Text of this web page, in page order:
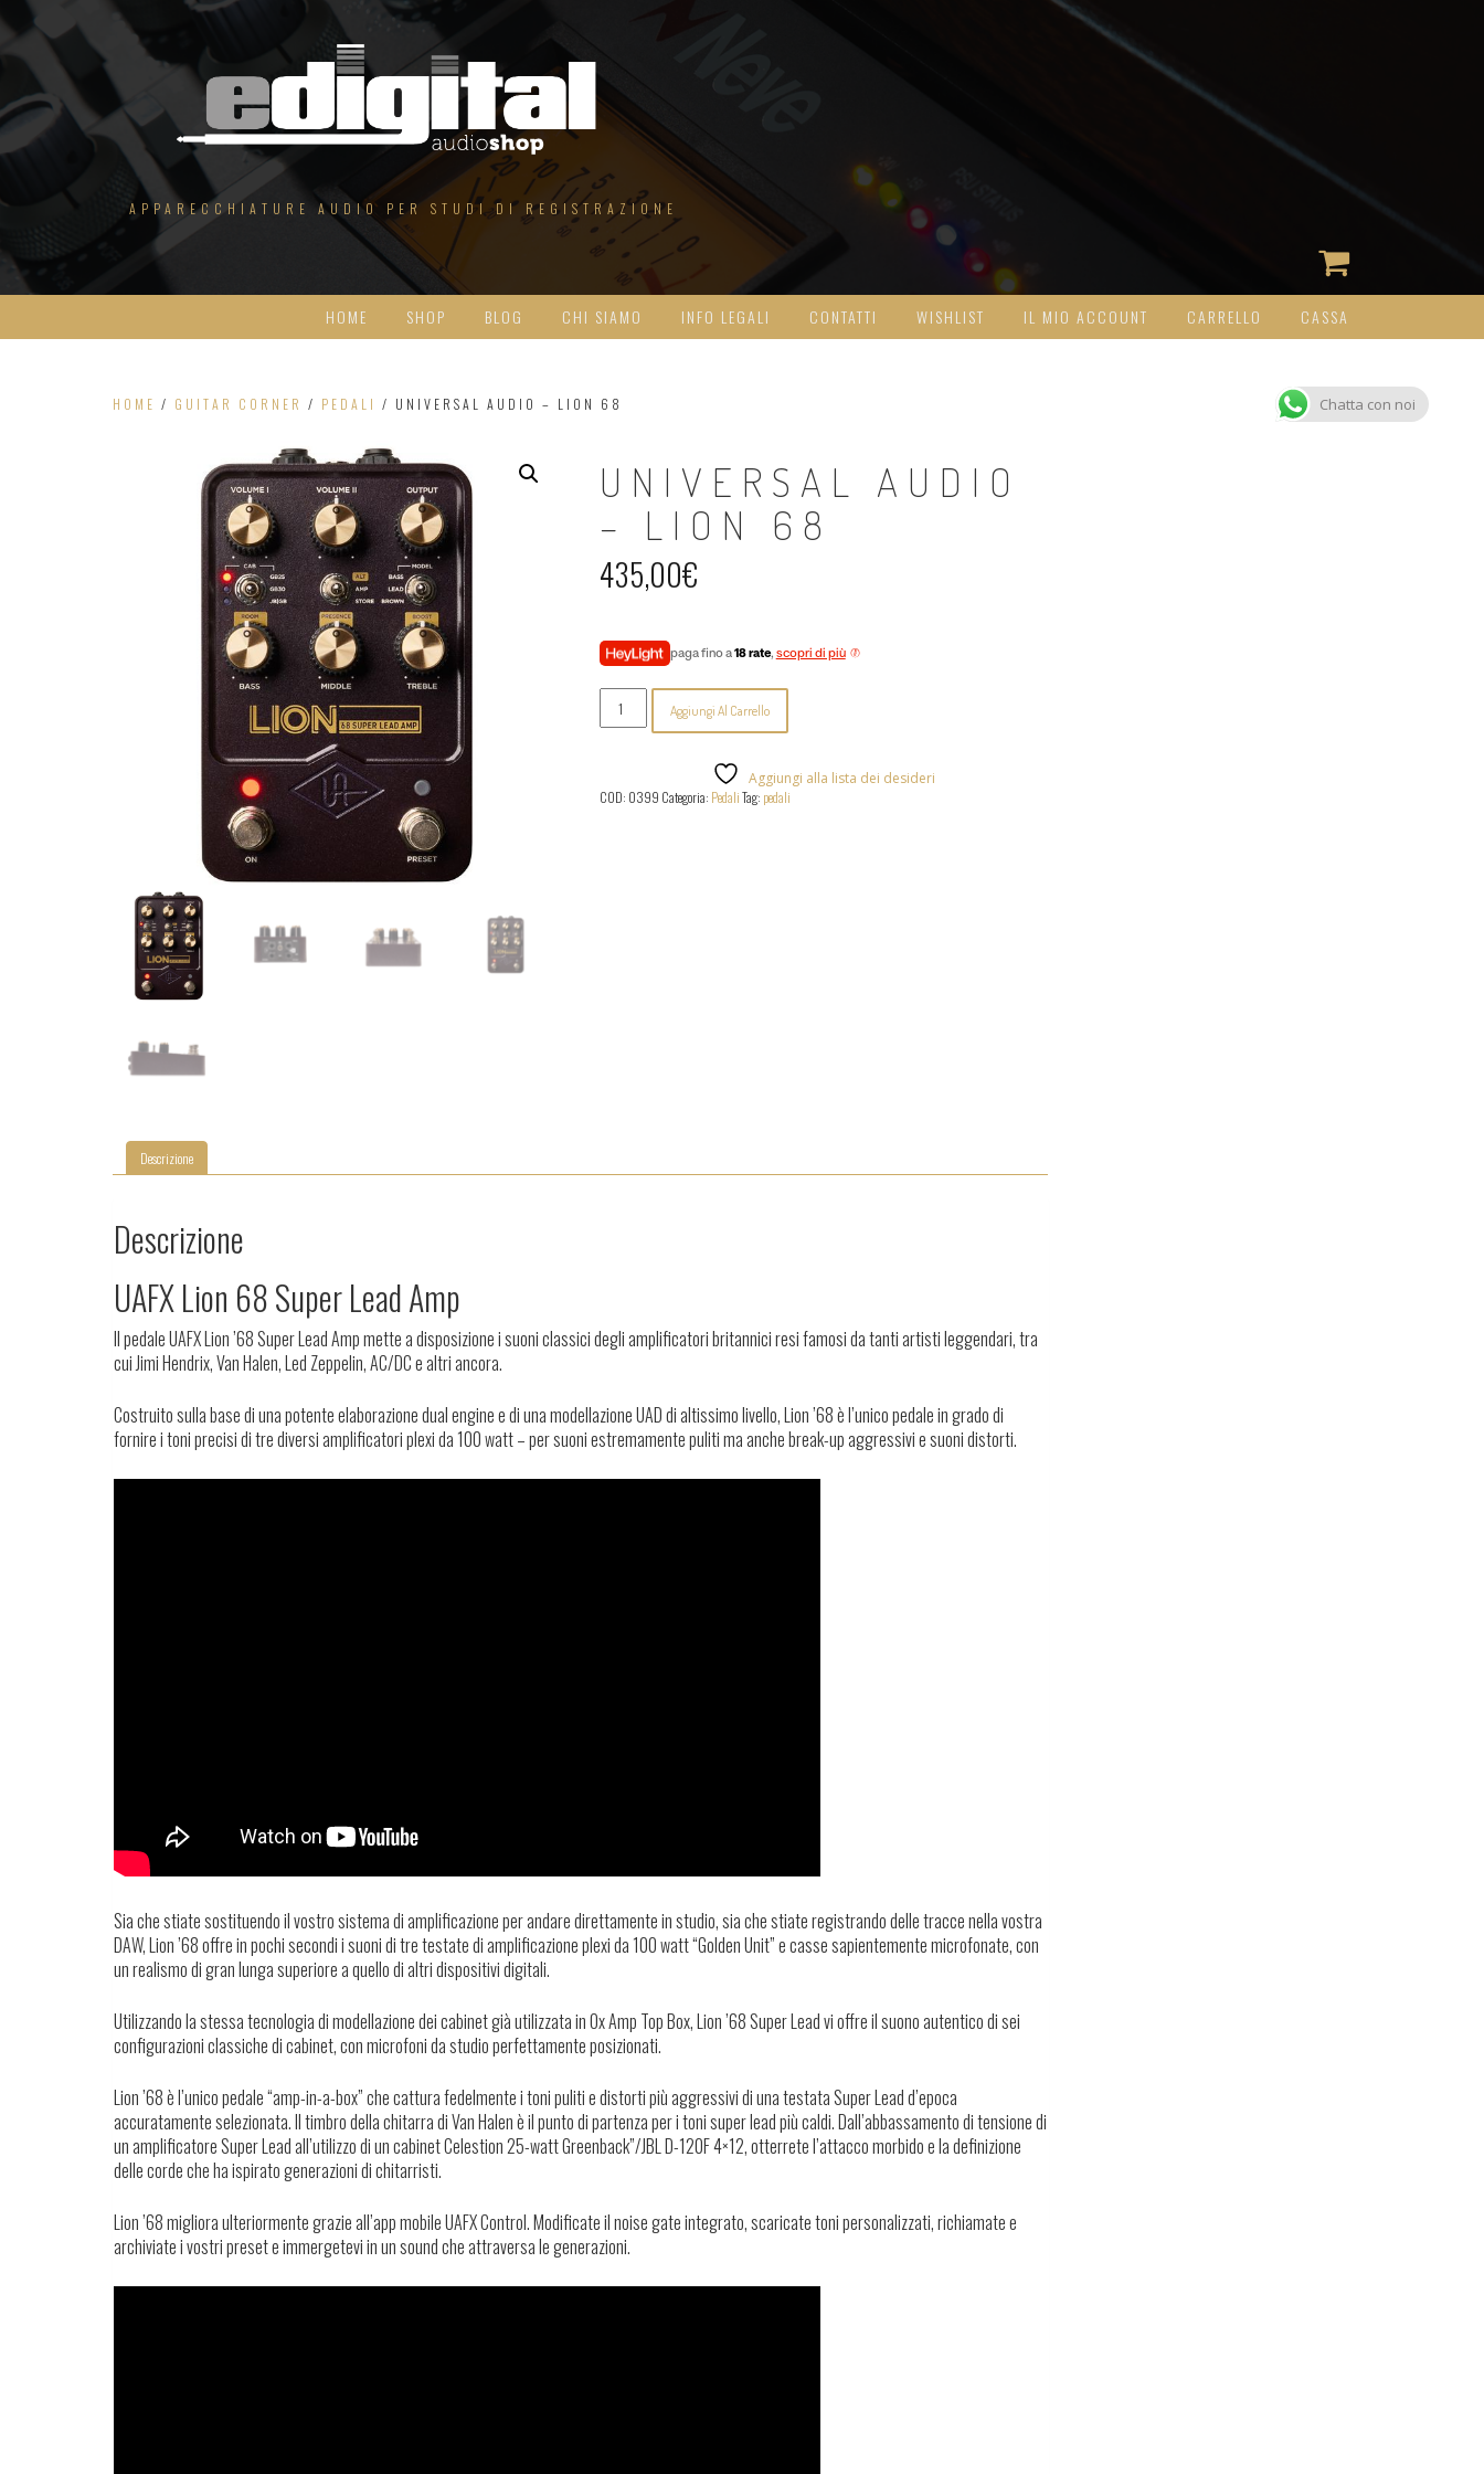
Salta
al
contenuto
APPARECCHIATURE AUDIO PER STUDI DI REGISTRAZIONE
HOME SHOP BLOG CHI SIAMO INFO LEGALI CONTATTI WISHLIST IL MIO ACCOUNT CARRELLO CASSA
HOME / GUITAR CORNER / PEDALI / UNIVERSAL AUDIO – LION 68
UNIVERSAL AUDIO
– LION 68
435,00€
paga fino a18 rate, scopri di più
Universal
Audio
-
quantità
Aggiungi Al Carrello
Aggiungi alla lista dei desideri
COD: 0399 Categoria: PedaliTag: pedali
Descrizione
Descrizione
UAFX Lion 68 Super Lead Amp
Il pedale UAFX Lion ’68 Super Lead Amp mette a disposizione i suoni classici degli amplificatori britannici resi famosi da tanti artisti leggendari, tra
cui Jimi Hendrix, Van Halen, Led Zeppelin, AC/DC e altri ancora.
Costruito sulla base di una potente elaborazione dual engine e di una modellazione UAD di altissimo livello, Lion ’68 è l’unico pedale in grado di
fornire i toni precisi di tre diversi amplificatori plexi da 100 watt – per suoni estremamente puliti ma anche break-up aggressivi e suoni distorti.
Sia che stiate sostituendo il vostro sistema di amplificazione per andare direttamente in studio, sia che stiate registrando delle tracce nella vostra
DAW, Lion ’68 offre in pochi secondi i suoni di tre testate di amplificazione plexi da 100 watt “Golden Unit” e casse sapientemente microfonate, con
un realismo di gran lunga superiore a quello di altri dispositivi digitali.
Utilizzando la stessa tecnologia di modellazione dei cabinet già utilizzata in Ox Amp Top Box, Lion ’68 Super Lead vi offre il suono autentico di sei
configurazioni classiche di cabinet, con microfoni da studio perfettamente posizionati.
Lion ’68 è l’unico pedale “amp-in-a-box” che cattura fedelmente i toni puliti e distorti più aggressivi di una testata Super Lead d’epoca
accuratamente selezionata. Il timbro della chitarra di Van Halen è il punto di partenza per i toni super lead più caldi. Dall’abbassamento di tensione di
un amplificatore Super Lead all’utilizzo di un cabinet Celestion 25-watt Greenback”/JBL D-120F 4×12, otterrete l’attacco morbido e la definizione
delle corde che ha ispirato generazioni di chitarristi.
Lion ’68 migliora ulteriormente grazie all’app mobile UAFX Control. Modificate il noise gate integrato, scaricate toni personalizzati, richiamate e
archiviate i vostri preset e immergetevi in un sound che attraversa le generazioni.
Chatta con noi